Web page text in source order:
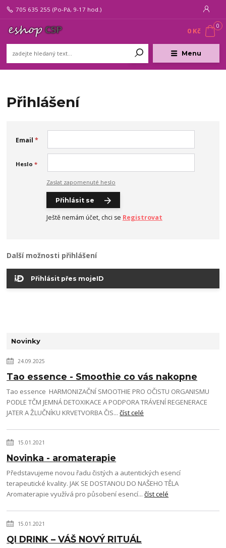
Menu
705 635 255 (Po-Pá, 9-17 hod.)
0
0 Kč
Novinky
24.09.2025
Tao essence - Smoothie co vás nakopne
Tao essence HARMONIZAČNÍ SMOOTHIE PRO OČISTU ORGANISMU
PODLE TČM JEMNÁ DETOXIKACE A PODPORA TRÁVENÍ REGENERACE
JATER A ŽLUČNÍKU KRVETVORBA ČIS...číst celé
15.01.2021
Novinka - aromaterapie
Představujeme novou řadu čistých a autentických esencí
terapeutické kvality. JAK SE DOSTANOU DO NAŠEHO TĚLA
Aromaterapie využívá pro působení esencí...číst celé
15.01.2021
QI DRINK – VÁŠ NOVÝ RITUÁL
Přihlášení
Email *
Heslo *
Zaslat zapomenuté heslo
Přihlásit se
Ještě nemám účet, chci se Registrovat
Další možnosti přihlášení
Přihlásit přes mojeID